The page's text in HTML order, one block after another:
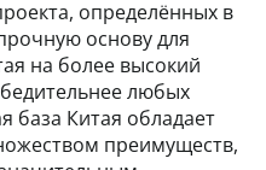
определённых в
основу для
на более высокий
любых
база Китая обладает
преимуществ,